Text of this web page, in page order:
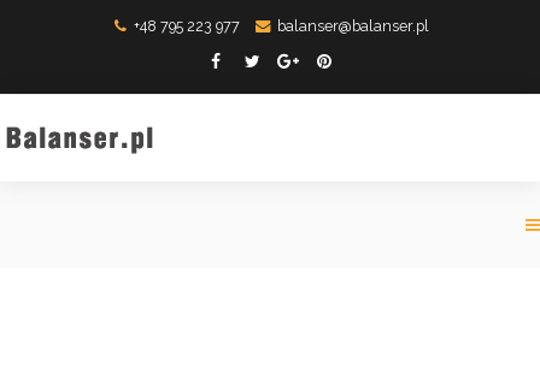
+48 795 223 977 balanser@balanser.pl